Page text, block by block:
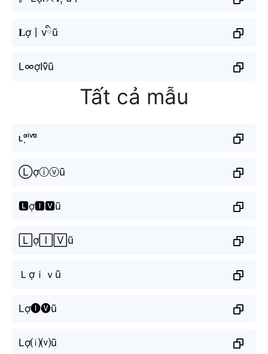
𝐋ợ丨vིũ
L∞ợIv᷈ũ
Tất cả mẫu
ʟᵒ̛̣ⁱᵛᵘ̃
Ⓛợⓘⓥũ
🅻ợ🅸🆅ũ
🄻ợ🄸🅅ũ
Ｌợｉｖũ
Lợ🅘🅥ũ
Lợ⒤⒱ũ